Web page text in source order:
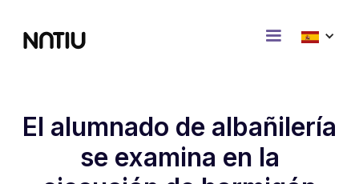
El alumnado de albañilería
se examina en la